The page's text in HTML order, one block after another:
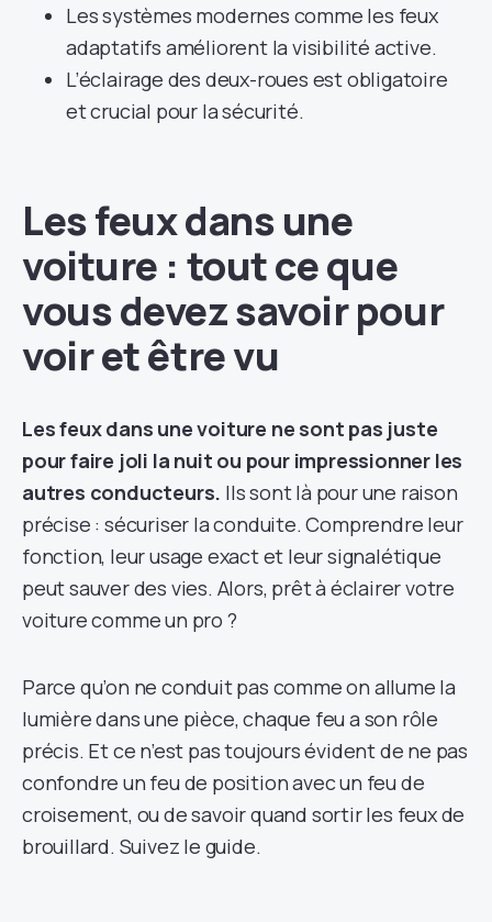
Les systèmes modernes comme les feux
adaptatifs améliorent la visibilité active.
L’éclairage des deux-roues est obligatoire
et crucial pour la sécurité.
Les feux dans une
voiture : tout ce que
vous devez savoir pour
voir et être vu
Les feux dans une voiture ne sont pas juste
pour faire joli la nuit ou pour impressionner les
autres conducteurs. Ils sont là pour une raison
précise : sécuriser la conduite. Comprendre leur
fonction, leur usage exact et leur signalétique
peut sauver des vies. Alors, prêt à éclairer votre
voiture comme un pro ?
Parce qu’on ne conduit pas comme on allume la
lumière dans une pièce, chaque feu a son rôle
précis. Et ce n’est pas toujours évident de ne pas
confondre un feu de position avec un feu de
croisement, ou de savoir quand sortir les feux de
brouillard. Suivez le guide.